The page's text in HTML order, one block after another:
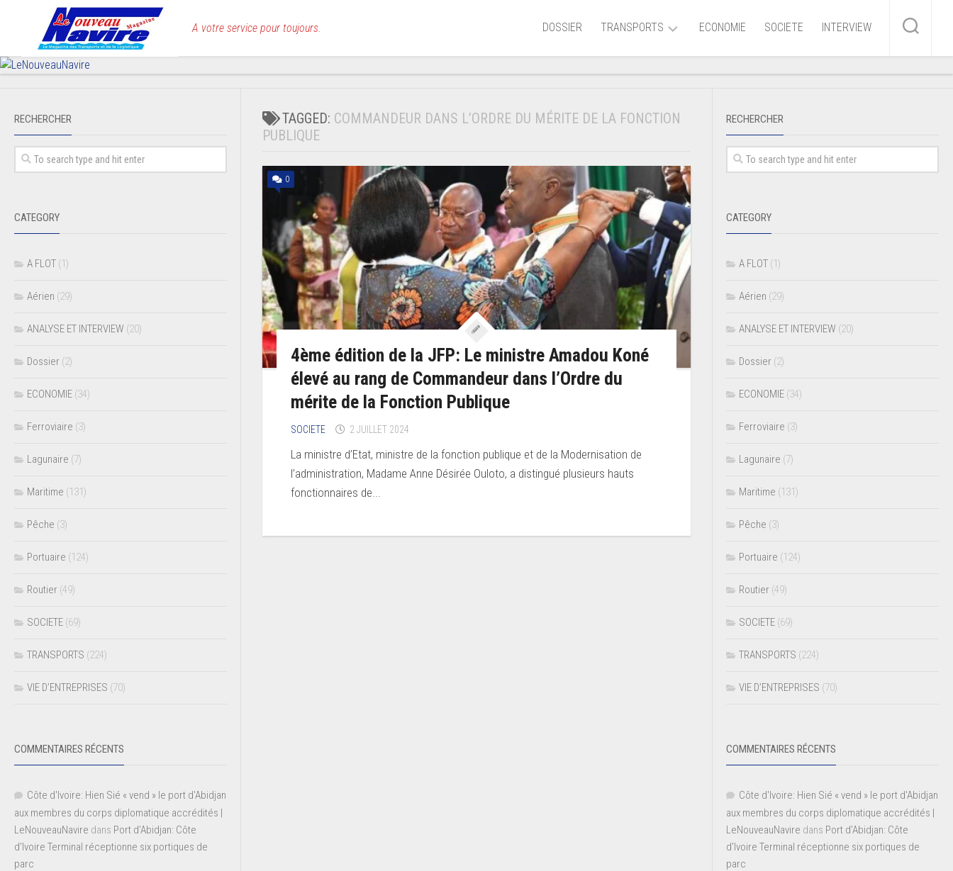
A votre service pour toujours. DOSSIER TRANSPORTS
Aérien
Ferroviaire
Lagunaire
ECONOMIE SOCIETE INTERVIEW
TAGGED: COMMANDEUR DANS L’ORDRE DU MÉRITE DE LA FONCTION
PUBLIQUE
0
4ème édition de la JFP: Le ministre Amadou Koné
élevé au rang de Commandeur dans l’Ordre du
mérite de la Fonction Publique
SOCIETE 2 JUILLET 2024
La ministre d’Etat, ministre de la fonction publique et de la Modernisation de
l’administration, Madame Anne Désirée Ouloto, a distingué plusieurs hauts
fonctionnaires de...
RECHERCHER
CATEGORY
A FLOT (1)
Aérien (29)
ANALYSE ET INTERVIEW (20)
Dossier (2)
ECONOMIE (34)
Ferroviaire (3)
Lagunaire (7)
Maritime (131)
Pêche (3)
Portuaire (124)
Routier (49)
SOCIETE (69)
TRANSPORTS (224)
VIE D’ENTREPRISES (70)
COMMENTAIRES RÉCENTS
Côte d'Ivoire: Hien Sié « vend » le port d'Abidjan
aux membres du corps diplomatique accrédités |
LeNouveauNavire dans Port d’Abidjan: Côte
d’Ivoire Terminal réceptionne six portiques de
parc
RECHERCHER
CATEGORY
A FLOT (1)
Aérien (29)
ANALYSE ET INTERVIEW (20)
Dossier (2)
ECONOMIE (34)
Ferroviaire (3)
Lagunaire (7)
Maritime (131)
Pêche (3)
Portuaire (124)
Routier (49)
SOCIETE (69)
TRANSPORTS (224)
VIE D’ENTREPRISES (70)
COMMENTAIRES RÉCENTS
Côte d'Ivoire: Hien Sié « vend » le port d'Abidjan
aux membres du corps diplomatique accrédités |
LeNouveauNavire dans Port d’Abidjan: Côte
d’Ivoire Terminal réceptionne six portiques de
parc